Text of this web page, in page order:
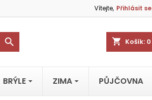
Vítejte, Přihlásit se
shopping_cart Košík: 0

BRÝLE ZIMA PŮJČOVNA